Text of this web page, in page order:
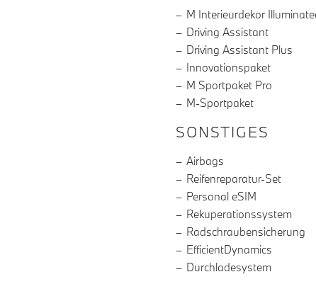
M Interieurdekor
Driving Assistant
Driving Assistant Plus
Innovationspaket
M Sportpaket Pro
M-Sportpaket
SONSTIGES
Airbags
Reifenreparatur-Set
Personal eSIM
Rekuperationssystem
Radschraubensicherung
EfficientDynamics
Durchladesystem